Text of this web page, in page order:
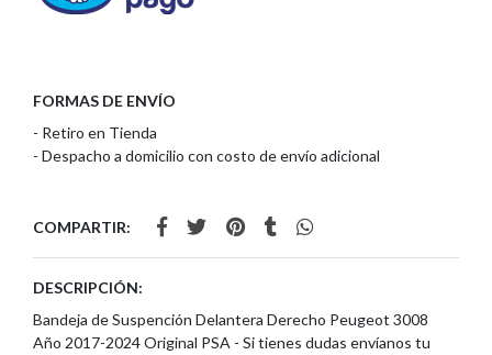
FORMAS DE ENVÍO
- Retiro en Tienda
- Despacho a domicilio con costo de envío adicional
COMPARTIR:
DESCRIPCIÓN:
Bandeja de Suspención Delantera Derecho Peugeot 3008
Año 2017-2024 Original PSA - Si tienes dudas envíanos tu